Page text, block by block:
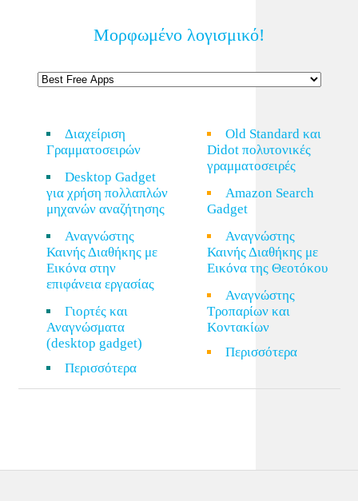
Μορφωμένο λογισμικό!
Διαχείριση
Γραμματοσειρών
Desktop Gadget
για χρήση πολλαπλών
μηχανών αναζήτησης
Αναγνώστης
Καινής Διαθήκης με
Εικόνα στην
επιφάνεια εργασίας
Γιορτές και
Αναγνώσματα
(desktop gadget)
Περισσότερα
Old Standard και
Didot πολυτονικές
γραμματοσειρές
Amazon Search
Gadget
Αναγνώστης
Καινής Διαθήκης με
Εικόνα της Θεοτόκου
Αναγνώστης
Τροπαρίων και
Κοντακίων
Περισσότερα